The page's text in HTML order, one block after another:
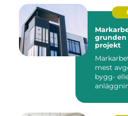
grunden
projekt
mest
bygg-